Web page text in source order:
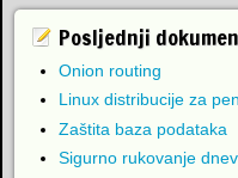
Posljednji
Onion routing
Linux distribucije za
Zaštita baza podataka
Sigurno rukovanje